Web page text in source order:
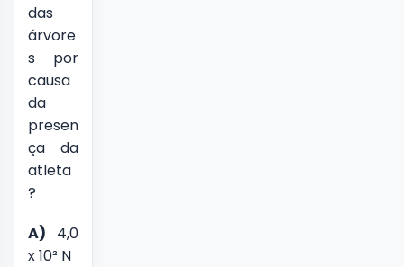
das
árvore
s por
causa
da
presen
ça da
atleta
?
A) 4,0
x 10² N